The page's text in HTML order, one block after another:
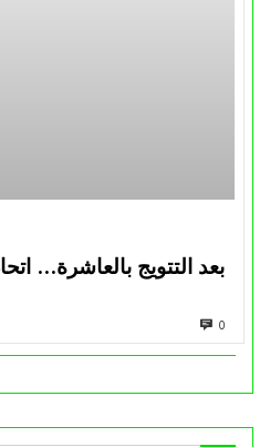
بعد التتويج بالعاشرة…
0